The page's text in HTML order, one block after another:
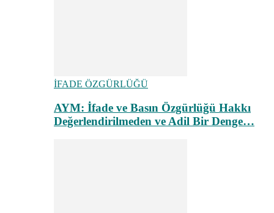
İFADE ÖZGÜRLÜĞÜ
AYM: İfade ve Basın Özgürlüğü Hakkı
Değerlendirilmeden ve Adil Bir Denge…